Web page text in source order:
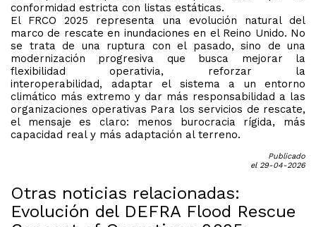
conformidad estricta con listas estáticas.
El FRCO 2025 representa una evolución natural del
marco de rescate en inundaciones en el Reino Unido. No
se trata de una ruptura con el pasado, sino de una
modernización progresiva que busca mejorar la
flexibilidad operativia, reforzar la
interoperabilidad, adaptar el sistema a un entorno
climático más extremo y dar más responsabilidad a las
organizaciones operativas Para los servicios de rescate,
el mensaje es claro: menos burocracia rígida, más
capacidad real y más adaptación al terreno.
Publicado
el 29-04-2026
Otras noticias relacionadas:
Evolución del DEFRA Flood Rescue